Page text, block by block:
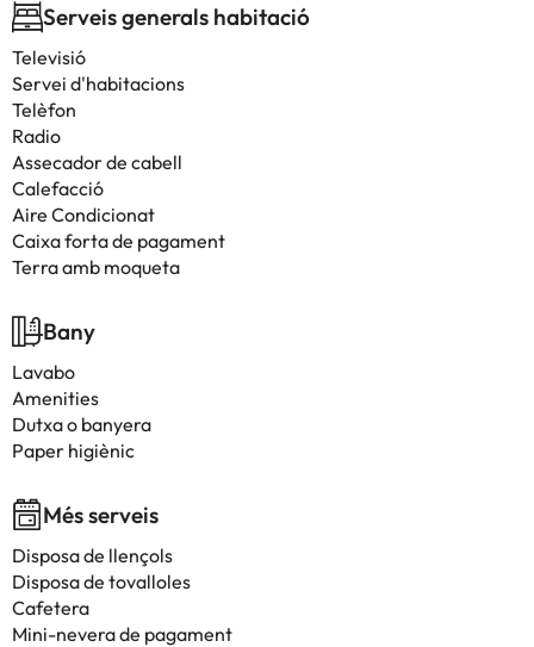
Serveis generals habitació
Televisió
Servei d'habitacions
Telèfon
Radio
Assecador de cabell
Calefacció
Aire Condicionat
Caixa forta de pagament
Terra amb moqueta
Bany
Lavabo
Amenities
Dutxa o banyera
Paper higiènic
Més serveis
Disposa de llençols
Disposa de tovalloles
Cafetera
Mini-nevera de pagament